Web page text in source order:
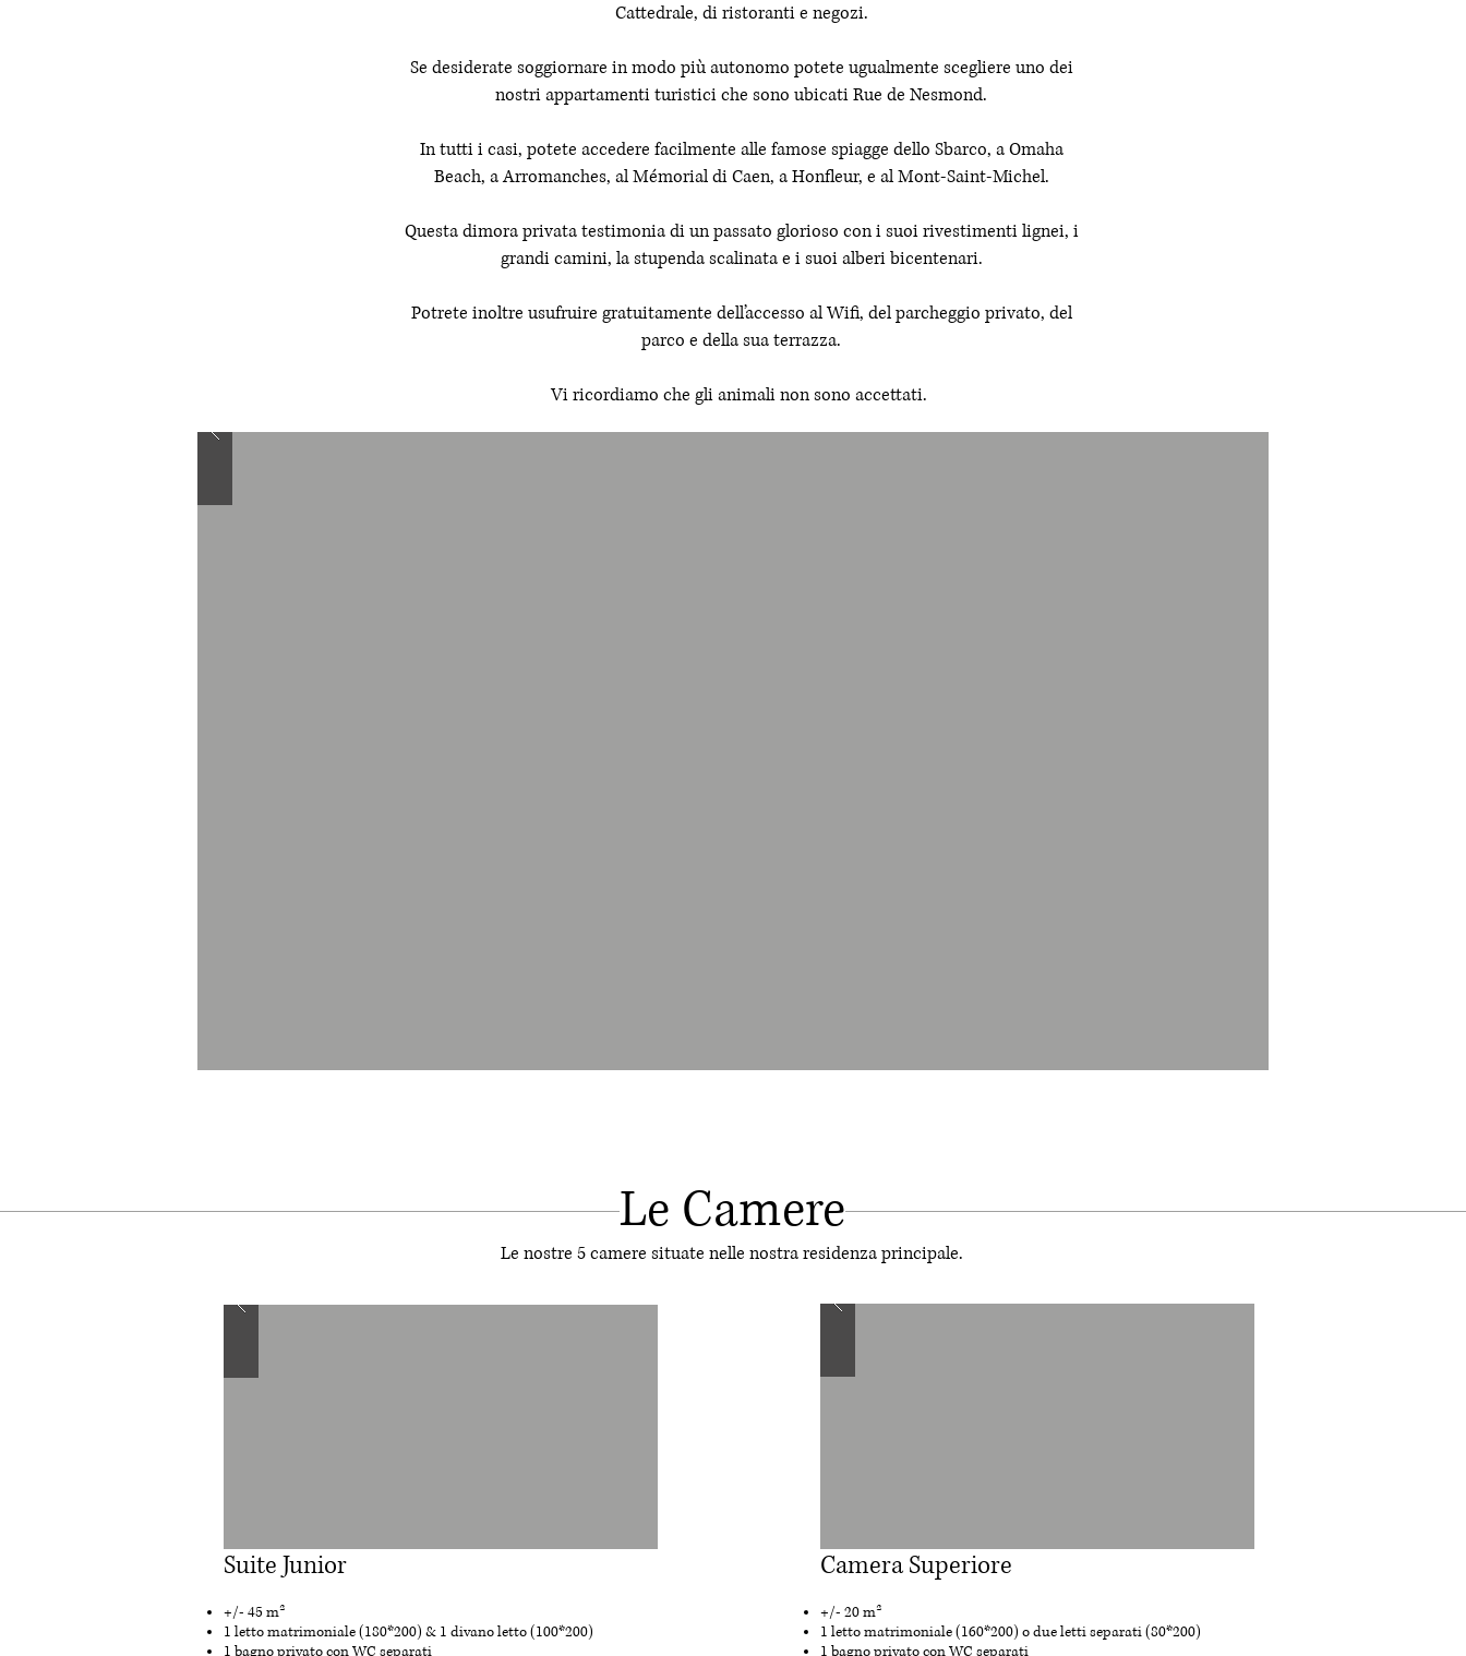
Cattedrale, di ristoranti e negozi.
Se desiderate soggiornare in modo più autonomo potete ugualmente scegliere uno dei
nostri appartamenti turistici che sono ubicati Rue de Nesmond.
In tutti i casi, potete accedere facilmente alle famose spiagge dello Sbarco, a Omaha
Beach, a Arromanches, al Mémorial di Caen, a Honfleur, e al Mont-Saint-Michel.
Questa dimora privata testimonia di un passato glorioso con i suoi rivestimenti lignei, i
grandi camini, la stupenda scalinata e i suoi alberi bicentenari.
Potrete inoltre usufruire gratuitamente dell’accesso al Wifi, del parcheggio privato, del
parco e della sua terrazza.
Vi ricordiamo che gli animali non sono accettati.
Le Camere
Le nostre 5 camere situate nelle nostra residenza principale.
Suite Junior
+/- 45 m²
1 letto matrimoniale (180*200) & 1 divano letto (100*200)
1 bagno privato con WC separati
Camera Superiore
+/- 20 m²
1 letto matrimoniale (160*200) o due letti separati (80*200)
1 bagno privato con WC separati